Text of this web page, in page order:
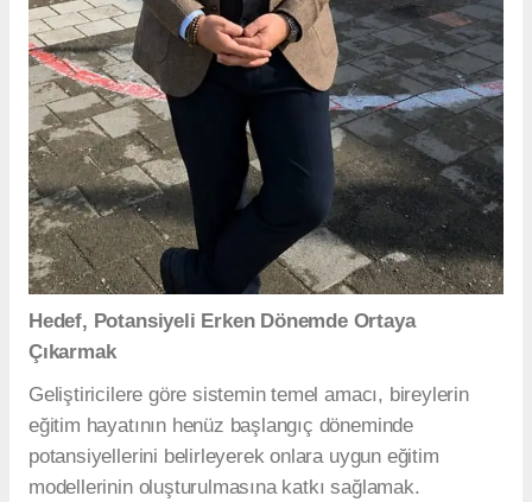
Hedef, Potansiyeli Erken Dönemde Ortaya
Çıkarmak
Geliştiricilere göre sistemin temel amacı, bireylerin
eğitim hayatının henüz başlangıç döneminde
potansiyellerini belirleyerek onlara uygun eğitim
modellerinin oluşturulmasına katkı sağlamak.